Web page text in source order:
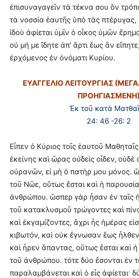
ἐπισυναγαγεῖν τὰ τέκνα σου ὃν
τὰ νοσσία ἑαυτῆς ὑπὸ τὰς
ἰδοὺ ἀφίεται ὑμῖν ὁ οἶκος ὑμῶν
οὐ μή με ἴδητε ἀπ’ ἄρτι ἕως ἂν
ἐρχόμενος ἐν ὀνόματι Κυρίου.
ΕΥΑΓΓΕΛΙΟ ΛΕΙΤΟΥΡΓΙΑΣ
ΠΡΟΗΓΙΑΣΜΕΝΗ)
Ἐκ τοῦ κατὰ
24: 46 -26: 2
Εἶπεν ὁ Κύριος τοῖς ἑαυτοῦ
ἐκείνης καὶ ὥρας οὐδεὶς οἶδεν, οὐδὲ
οὐρανῶν, εἰ μὴ ὁ πατὴρ μου μόνος.
τοῦ Νῶε, οὕτως ἔσται καὶ ἡ
ἀνθρώπου. ὥσπερ γὰρ ἦσαν ἐν ταῖς
τοῦ κατακλυσμοῦ τρώγοντες καὶ
καὶ ἐκγαμίζοντες, ἄχρι ἧς ἡμέρας
κιβωτόν, καὶ οὐκ ἔγνωσαν ἕως
καὶ ἦρεν ἅπαντας, οὕτως ἔσται καὶ
τοῦ ἀνθρώπου. τότε δύο ἔσονται ἐν
παραλαμβάνεται καὶ ὁ εἷς ἀφίεται·